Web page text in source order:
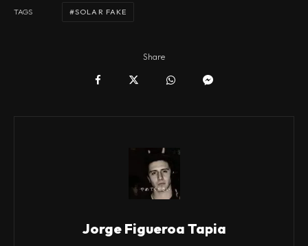
TAGS SOLAR FAKE
Share
Jorge Figueroa Tapia